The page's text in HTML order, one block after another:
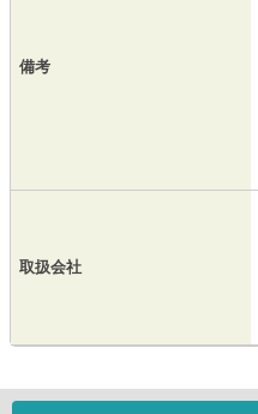
備考
取扱会社